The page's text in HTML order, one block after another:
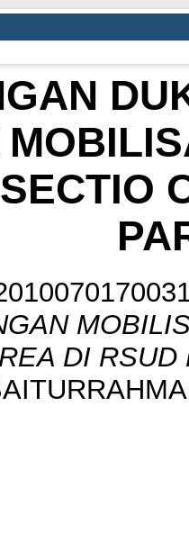
DI RSUD